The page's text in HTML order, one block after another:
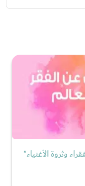
وثروة الأغنياء"